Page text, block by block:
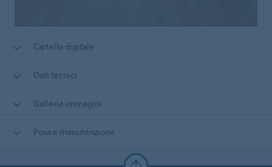
Cartella digitale
Dati tecnici
Galleria immagini
Posa e manutenzione